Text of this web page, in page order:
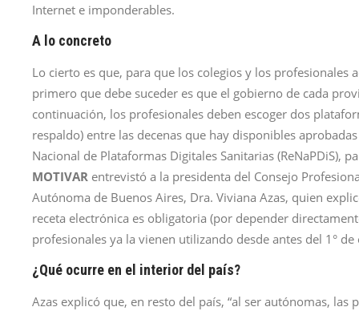
Internet e imponderables.
A lo concreto
Lo cierto es que, para que los colegios y los profesionales
primero que debe suceder es que el gobierno de cada
continuación, los profesionales deben escoger dos
respaldo) entre las decenas que hay disponibles
Nacional de Plataformas Digitales Sanitarias (ReNaPDiS),
MOTIVAR entrevistó a la presidenta del Consejo
Autónoma de Buenos Aires, Dra. Viviana Azas, quien
receta electrónica es obligatoria (por depender
profesionales ya la vienen utilizando desde antes del 1° de
¿Qué ocurre en el interior del país?
Azas explicó que, en resto del país, “al ser autónomas,